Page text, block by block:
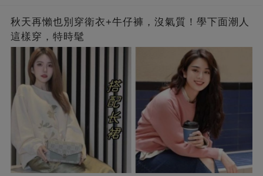
秋天再懶也別穿衛衣+牛仔褲，沒氣質！學下面潮人
這樣穿，特時髦